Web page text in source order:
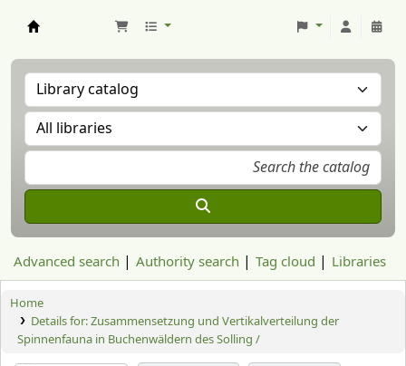
Advanced search Authority search Tag cloud Libraries
Home
Details for:Zusammensetzung und Vertikalverteilung der
Spinnenfauna in Buchenwäldern des Solling /